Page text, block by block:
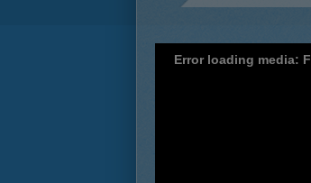
Error loading media: